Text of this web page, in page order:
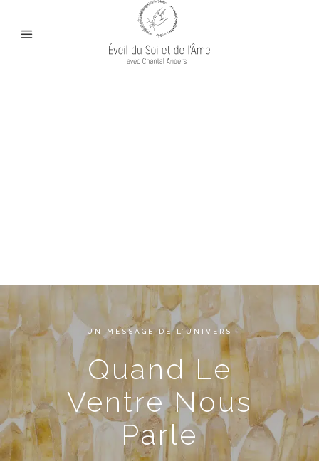
UN MESSAGE DE L’UNIVERS
Quand Le
Ventre Nous
Parle